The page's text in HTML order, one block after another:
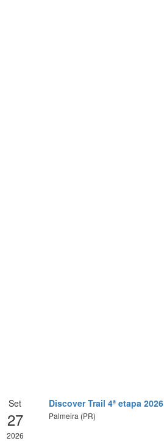
Set
27
2026
Discover Trail 4ª etapa 2026
Palmeira (PR)